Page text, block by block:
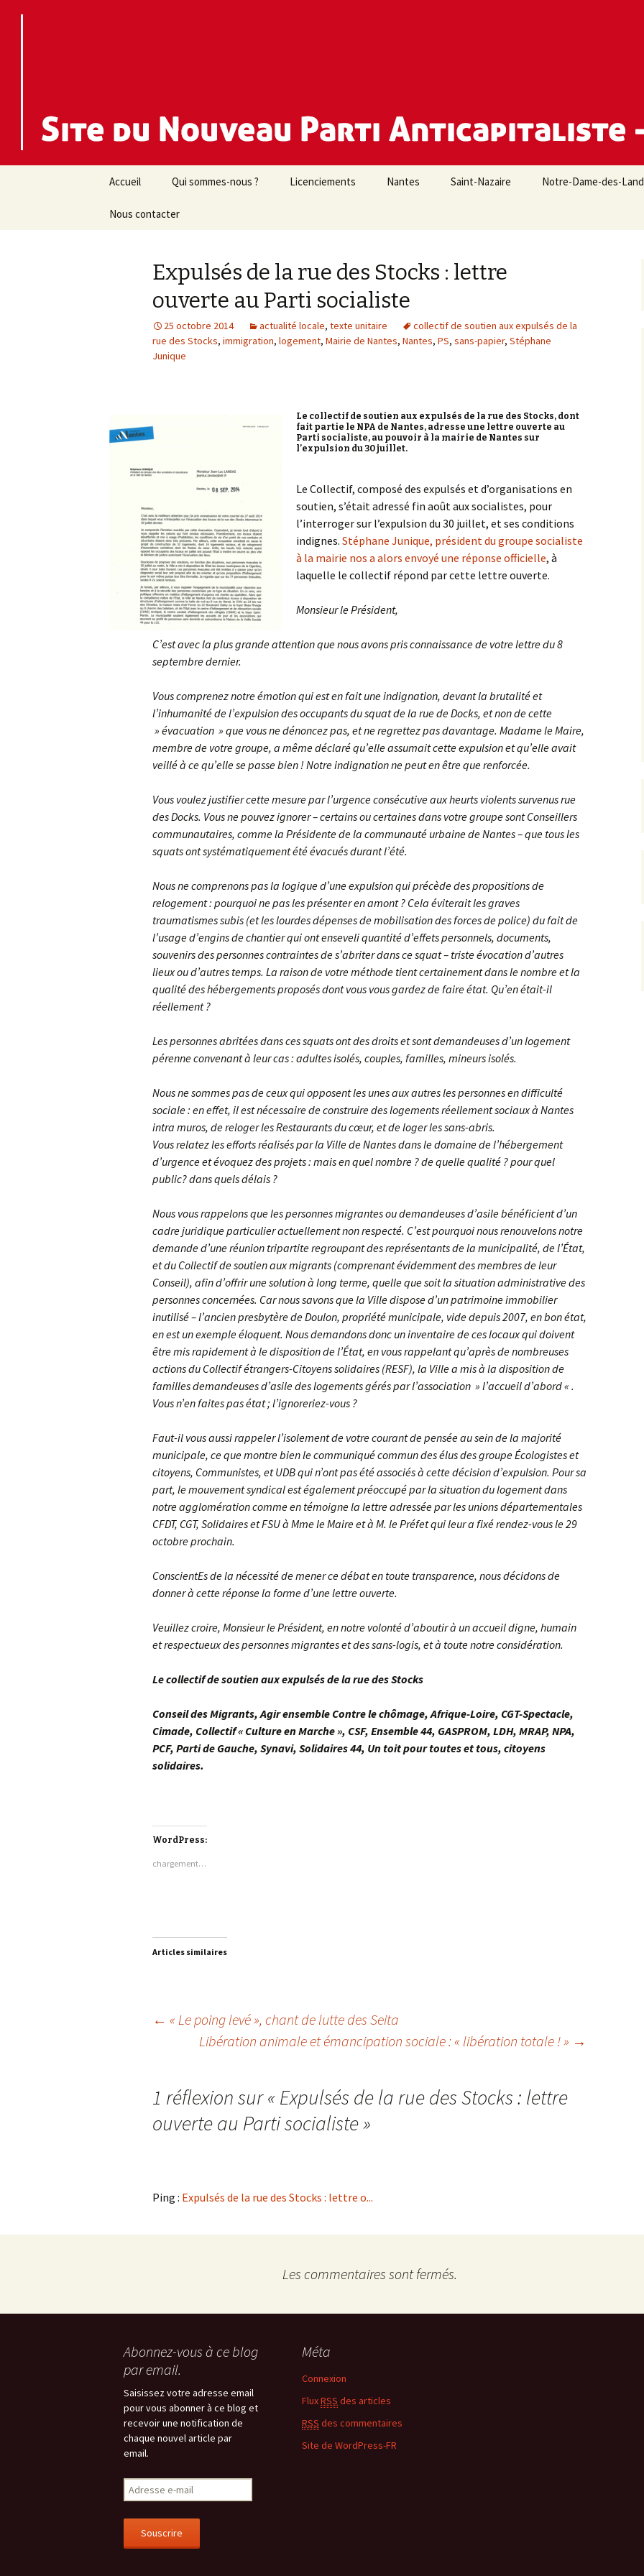
contenu
Accueil Qui sommes-nous ? Licenciements Nantes Saint-Nazaire Notre-Dame-des-
Nous contacter
Expulsés de la rue des Stocks : lettre
ouverte au Parti socialiste
25 octobre 2014 actualité locale, texte unitaire
collectif de soutien aux expulsés de la
rue des Stocks, immigration, logement, Mairie de Nantes, Nantes, PS, sans-papier, Stéphane
Junique
Le collectif de soutien aux expulsés de la rue des Stocks, dont
fait partie le NPA de Nantes, adresse une lettre ouverte au
Parti socialiste, au pouvoir à la mairie de Nantes sur
l’expulsion du 30 juillet.
Le Collectif, composé des expulsés et d’organisations en
soutien, s’était adressé fin août aux socialistes, pour
l’interroger sur l’expulsion du 30 juillet, et ses conditions
indignes. Stéphane Junique, président du groupe socialiste
à la mairie nos a alors envoyé une réponse officielle, à
laquelle le collectif répond par cette lettre ouverte.
Monsieur le Président,
C’est avec la plus grande attention que nous avons pris connaissance de votre lettre du 8
septembre dernier.
Vous comprenez notre émotion qui est en fait une indignation, devant la brutalité et
l’inhumanité de l’expulsion des occupants du squat de la rue de Docks, et non de cette
» évacuation » que vous ne dénoncez pas, et ne regrettez pas davantage. Madame le Maire,
membre de votre groupe, a même déclaré qu’elle assumait cette expulsion et qu’elle avait
veillé à ce qu’elle se passe bien ! Notre indignation ne peut en être que renforcée.
Vous voulez justifier cette mesure par l’urgence consécutive aux heurts violents survenus rue
des Docks. Vous ne pouvez ignorer – certains ou certaines dans votre groupe sont Conseillers
communautaires, comme la Présidente de la communauté urbaine de Nantes – que tous les
squats ont systématiquement été évacués durant l’été.
Nous ne comprenons pas la logique d’une expulsion qui précède des propositions de
relogement : pourquoi ne pas les présenter en amont ? Cela éviterait les graves
traumatismes subis (et les lourdes dépenses de mobilisation des forces de police) du fait de
l’usage d’engins de chantier qui ont enseveli quantité d’effets personnels, documents,
souvenirs des personnes contraintes de s’abriter dans ce squat – triste évocation d’autres
lieux ou d’autres temps. La raison de votre méthode tient certainement dans le nombre et la
qualité des hébergements proposés dont vous vous gardez de faire état. Qu’en était-il
réellement ?
Les personnes abritées dans ces squats ont des droits et sont demandeuses d’un logement
pérenne convenant à leur cas : adultes isolés, couples, familles, mineurs isolés.
Nous ne sommes pas de ceux qui opposent les unes aux autres les personnes en difficulté
sociale : en effet, il est nécessaire de construire des logements réellement sociaux à Nantes
intra muros, de reloger les Restaurants du cœur, et de loger les sans-abris.
Vous relatez les efforts réalisés par la Ville de Nantes dans le domaine de l’hébergement
d’urgence et évoquez des projets : mais en quel nombre ? de quelle qualité ? pour quel
public? dans quels délais ?
Nous vous rappelons que les personnes migrantes ou demandeuses d’asile bénéficient d’un
cadre juridique particulier actuellement non respecté. C’est pourquoi nous renouvelons notre
demande d’une réunion tripartite regroupant des représentants de la municipalité, de l’État,
et du Collectif de soutien aux migrants (comprenant évidemment des membres de leur
Conseil), afin d’offrir une solution à long terme, quelle que soit la situation administrative des
personnes concernées. Car nous savons que la Ville dispose d’un patrimoine immobilier
inutilisé – l’ancien presbytère de Doulon, propriété municipale, vide depuis 2007, en bon état,
en est un exemple éloquent. Nous demandons donc un inventaire de ces locaux qui doivent
être mis rapidement à le disposition de l’État, en vous rappelant qu’après de nombreuses
actions du Collectif étrangers-Citoyens solidaires (RESF), la Ville a mis à la disposition de
familles demandeuses d’asile des logements gérés par l’association » l’accueil d’abord « .
Vous n’en faites pas état ; l’ignoreriez-vous ?
Faut-il vous aussi rappeler l’isolement de votre courant de pensée au sein de la majorité
municipale, ce que montre bien le communiqué commun des élus des groupe Écologistes et
citoyens, Communistes, et UDB qui n’ont pas été associés à cette décision d’expulsion. Pour sa
part, le mouvement syndical est également préoccupé par la situation du logement dans
notre agglomération comme en témoigne la lettre adressée par les unions départementales
CFDT, CGT, Solidaires et FSU à Mme le Maire et à M. le Préfet qui leur a fixé rendez-vous le 29
octobre prochain.
ConscientEs de la nécessité de mener ce débat en toute transparence, nous décidons de
donner à cette réponse la forme d’une lettre ouverte.
Veuillez croire, Monsieur le Président, en notre volonté d’aboutir à un accueil digne, humain
et respectueux des personnes migrantes et des sans-logis, et à toute notre considération.
Le collectif de soutien aux expulsés de la rue des Stocks
Conseil des Migrants, Agir ensemble Contre le chômage, Afrique-Loire, CGT-Spectacle,
Cimade, Collectif « Culture en Marche », CSF, Ensemble 44, GASPROM, LDH, MRAP, NPA,
PCF, Parti de Gauche, Synavi, Solidaires 44, Un toit pour toutes et tous, citoyens
solidaires.
WordPress:
chargement…
Articles similaires
← « Le poing levé », chant de lutte des Seita
Libération animale et émancipation sociale : « libération totale ! » →
1 réflexion sur « Expulsés de la rue des Stocks : lettre
ouverte au Parti socialiste»
Ping : Expulsés de la rue des Stocks : lettre o...
Les commentaires sont fermés.
Abonnez-vous à ce blog
par email.
Saisissez votre adresse email
pour vous abonner à ce blog et
recevoir une notification de
chaque nouvel article par
email.
Adresse
e-
Souscrire
Méta
Connexion
FluxRSS des articles
RSS des commentaires
Site de WordPress-FR